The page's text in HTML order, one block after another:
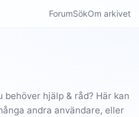
ForumSökOm arkivet
behöver hjälp & råd? Här kan
andra användare, eller